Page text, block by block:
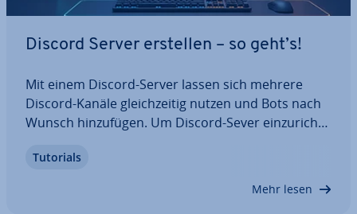
Discord Server erstellen – so geht’s!
Mit einem Discord-Server lassen sich mehrere
Discord-Kanäle gleich­zei­tig nutzen und Bots nach
Wunsch hin­zu­fü­gen. Um Discord-Sever ein­zu­rich­
und die Discord-App er­for­der­lich. Sobald der
Tutorials
Mehr lesen